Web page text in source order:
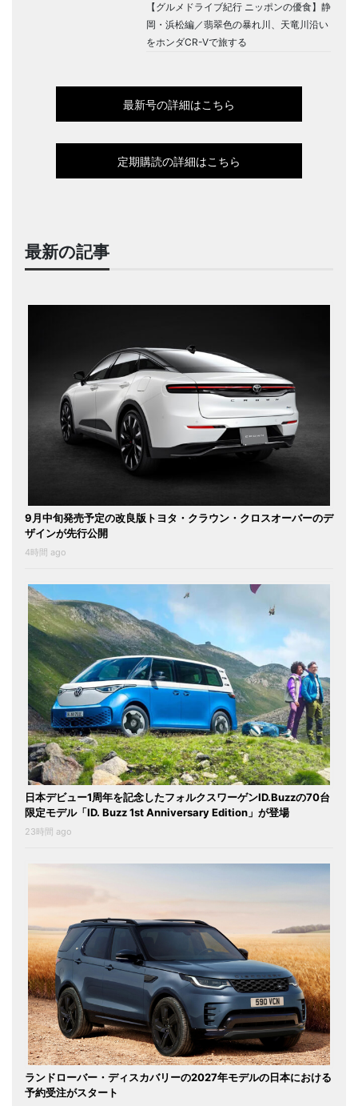
【グルメドライブ紀行 ニッポンの優食】静
岡・浜松編／翡翠色の暴れ川、天竜川沿い
をホンダCR-Vで旅する
最新号の詳細はこちら
定期購読の詳細はこちら
最新の記事
9月中旬発売予定の改良版トヨタ・クラウン・クロスオーバーのデ
ザインが先行公開
4時間 ago
日本デビュー1周年を記念したフォルクスワーゲンID.Buzzの70台
限定モデル「ID. Buzz 1st Anniversary Edition」が登場
23時間 ago
ランドローバー・ディスカバリーの2027年モデルの日本における
予約受注がスタート